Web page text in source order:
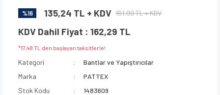
%16 135,24 TL + KDV 161,00 TL + KDV
KDV Dahil Fiyat : 162,29 TL
*17,48 TL den başlayan taksitlerle!
Kategori
Bantlar ve Yapıştırıcılar
Marka
PATTEX
Stok Kodu
1483609